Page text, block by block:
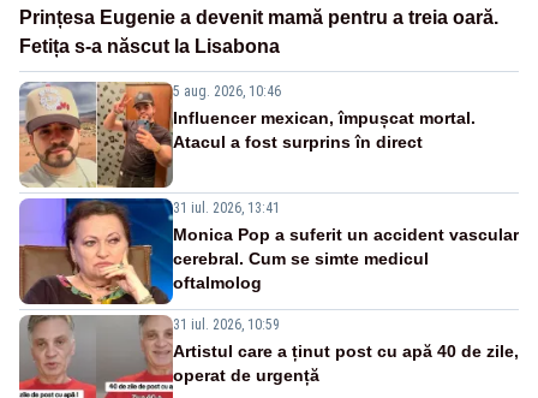
Prințesa Eugenie a devenit mamă pentru a treia oară.
Fetița s-a născut la Lisabona
5 aug. 2026, 10:46
Influencer mexican, împușcat mortal.
Atacul a fost surprins în direct
31 iul. 2026, 13:41
Monica Pop a suferit un accident vascular
cerebral. Cum se simte medicul
oftalmolog
31 iul. 2026, 10:59
Artistul care a ținut post cu apă 40 de zile,
operat de urgență